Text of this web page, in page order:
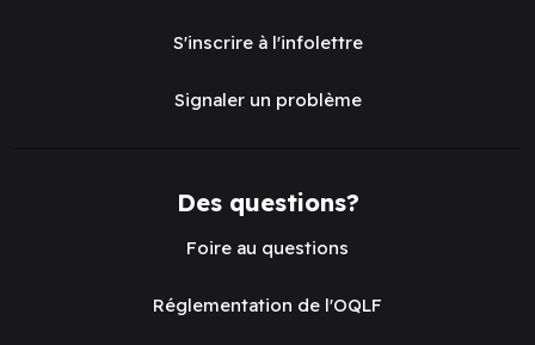
S'inscrire à l'infolettre
Signaler un problème
Des questions?
Foire au questions
Réglementation de l'OQLF